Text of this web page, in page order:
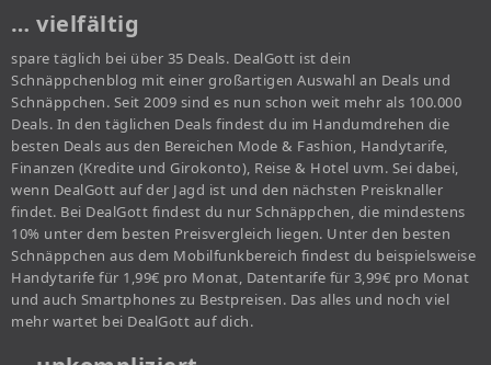
… vielfältig
spare täglich bei über 35 Deals. DealGott ist dein
Schnäppchenblog mit einer großartigen Auswahl an Deals und
Schnäppchen. Seit 2009 sind es nun schon weit mehr als 100.000
Deals. In den täglichen Deals findest du im Handumdrehen die
besten Deals aus den Bereichen Mode & Fashion, Handytarife,
Finanzen (Kredite und Girokonto), Reise & Hotel uvm. Sei dabei,
wenn DealGott auf der Jagd ist und den nächsten Preisknaller
findet. Bei DealGott findest du nur Schnäppchen, die mindestens
10% unter dem besten Preisvergleich liegen. Unter den besten
Schnäppchen aus dem Mobilfunkbereich findest du beispielsweise
Handytarife für 1,99€ pro Monat, Datentarife für 3,99€ pro Monat
und auch Smartphones zu Bestpreisen. Das alles und noch viel
mehr wartet bei DealGott auf dich.